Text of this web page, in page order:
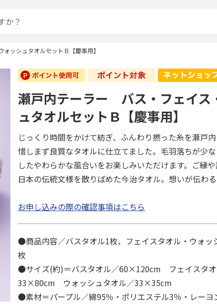
ッシュタオルセットＢ【慶事用】
瀬戸内テーラー バス・フェイス
ュタオルセットＢ【慶事用】
じっくり時間をかけて紡ぎ、ふんわり撚った糸を瀬戸
惜しまず良質なタオルに仕立てました。毛羽落ちが少
したやわらかな風合いをお楽しみいただけます。ご縁
日本の伝統文様を散りばめた今治タオル。想いが伝わる
お申し込みの際の確認事項はこちら
●商品内容／バスタオル1枚、フェイスタオル・ウォ
枚
●サイズ(約)＝バスタオル／60×120cm フェイスタ
33×80cm ウォッシュタオル／33×35cm
●素材＝パープル／綿95％・ポリエステル3％・レー